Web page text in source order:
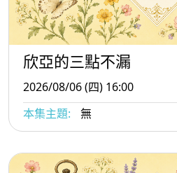
欣亞的三點不漏
2026/08/06 (四) 16:00
本集主題:
無